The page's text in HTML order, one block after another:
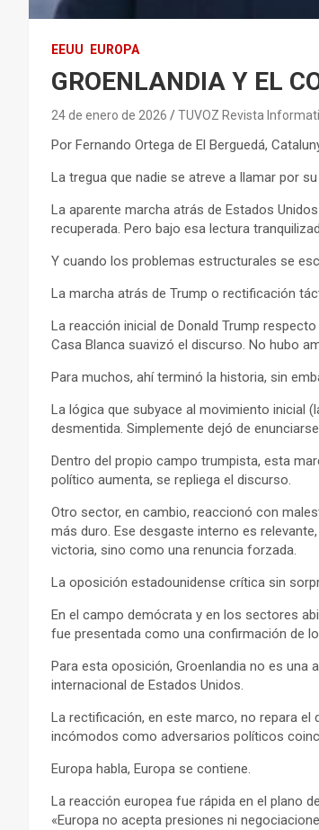
EEUU EUROPA
GROENLANDIA Y EL
24 de enero de 2026 TUVOZ Revista
Por Fernando Ortega de El Berguedá,
La tregua que nadie se atreve a llamar por
La aparente marcha atrás de Estados
recuperada. Pero bajo esa lectura
Y cuando los problemas estructurales se
La marcha atrás de Trump o rectificación
La reacción inicial de Donald Trump
Casa Blanca suavizó el discurso. No hubo
Para muchos, ahí terminó la historia, sin
La lógica que subyace al movimiento inicial
desmentida. Simplemente dejó de
Dentro del propio campo trumpista, esta
político aumenta, se repliega el discurso.
Otro sector, en cambio, reaccionó con
más duro. Ese desgaste interno es
victoria, sino como una renuncia forzada.
La oposición estadounidense crítica sin
En el campo demócrata y en los sectores
fue presentada como una confirmación de
Para esta oposición, Groenlandia no es una
internacional de Estados Unidos.
La rectificación, en este marco, no repara
incómodos como adversarios políticos
Europa habla, Europa se contiene.
La reacción europea fue rápida en el plano
«Europa no acepta presiones ni